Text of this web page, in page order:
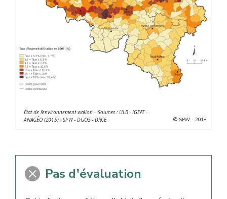
État de l'environnement wallon – Sources : ULB - IGEAT -
ANAGÉO (2015) ; SPW - DGO3 - DRCE
© SPW - 2018
Pas d'évaluation